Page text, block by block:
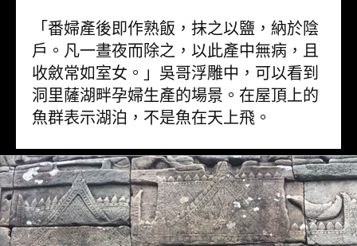
「番婦產後即作熟飯，抹之以鹽，納於陰
戶。凡一晝夜而除之，以此產中無病，且
收斂常如室女。」吳哥浮雕中，可以看到
洞里薩湖畔孕婦生產的場景。在屋頂上的
魚群表示湖泊，不是魚在天上飛。